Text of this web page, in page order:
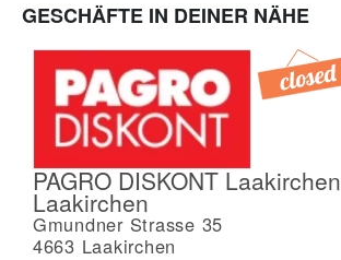
GESCHÄFTE IN DEINER NÄHE
PAGRO DISKONT Laakirchen
Laakirchen
Gmundner Strasse 35
4663 Laakirchen